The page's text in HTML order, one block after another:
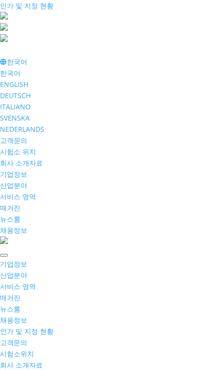
인가 및 지정 현황
한국어
한국어
ENGLISH
DEUTSCH
ITALIANO
SVENSKA
NEDERLANDS
고객문의
시험소 위치
회사 소개자료
기업정보
산업분야
서비스 영역
매거진
뉴스룸
채용정보
기업정보
산업분야
서비스 영역
매거진
뉴스룸
채용정보
인가 및 지정 현황
고객문의
시험소위치
회사 소개자료